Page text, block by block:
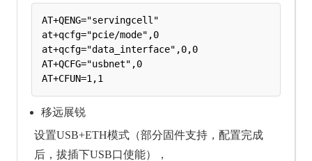
AT+QENG="servingcell"
at+qcfg="pcie/mode",0
at+qcfg="data_interface",0,0
AT+QCFG="usbnet",0
移远展锐
设置USB+ETH模式（部分固件支持，配置完成
后，拔插下USB口使能），